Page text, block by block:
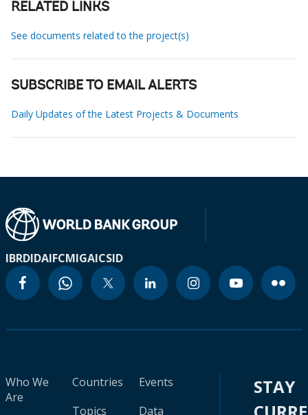
RELATED LINKS
See documents related to the project(s)
SUBSCRIBE TO EMAIL ALERTS
Daily Updates of the Latest Projects & Documents
IBRDIDAIFCMIGAICSID
Who We
Are
Countries
Topics
Events
Data
STAY